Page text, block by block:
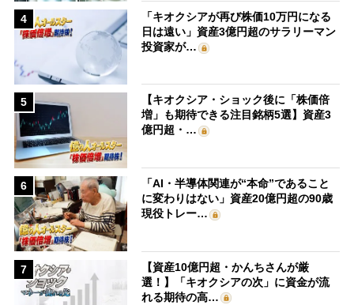
4
「キオクシアが再び株価10万円になる
日は遠い」資産3億円超のサラリーマン
投資家が…
5
【キオクシア・ショック後に「株価倍
増」も期待できる注目銘柄5選】資産3
億円超・…
6
「AI・半導体関連が“本命”であること
に変わりはない」資産20億円超の90歳
現役トレー…
7
【資産10億円超・かんちさんが厳
選！】「キオクシアの次」に資金が流
れる期待の高…